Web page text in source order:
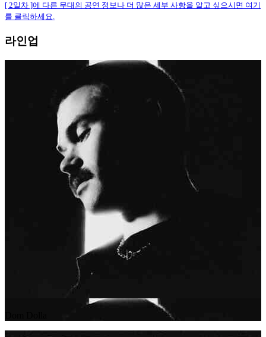
[ 2일차 ]에 다른 무대의 공연 정보나 더 많은 세부 사항을 알고 싶으시면 여기
를 클릭하세요.
라인업